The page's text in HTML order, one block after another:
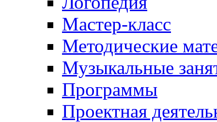
Мастер-класс
Методические
Музыкальные
Программы
Проектная